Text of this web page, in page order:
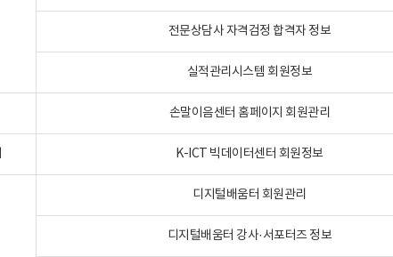
전문상담사 자격검정 합격자 정보
실적관리시스템 회원정보
손말이음센터 홈페이지 회원관리
K-ICT 빅데이터센터 회원정보
디지털배움터 회원관리
디지털배움터 강사·서포터즈 정보